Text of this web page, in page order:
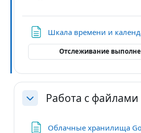
Шкала времени и
Отслеживание
СвернутьРабота с файлами
Облачные хранилища